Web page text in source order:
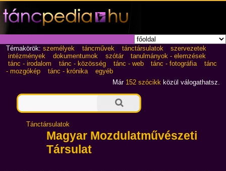
Témakörök: személyek táncművek tánctársulatok
szervezetek
intézmények
dokumentumok szótár
tanulmányok - elemzések
tánc - irodalom
tánc - közösség tánc - web tánc - fotográfia
tánc
- mozgókép
tánc - krónika
egyéb
Már 152 szócikk közül válogathatsz.
Tánctársulatok
Magyar Mozdulatművészeti
Társulat